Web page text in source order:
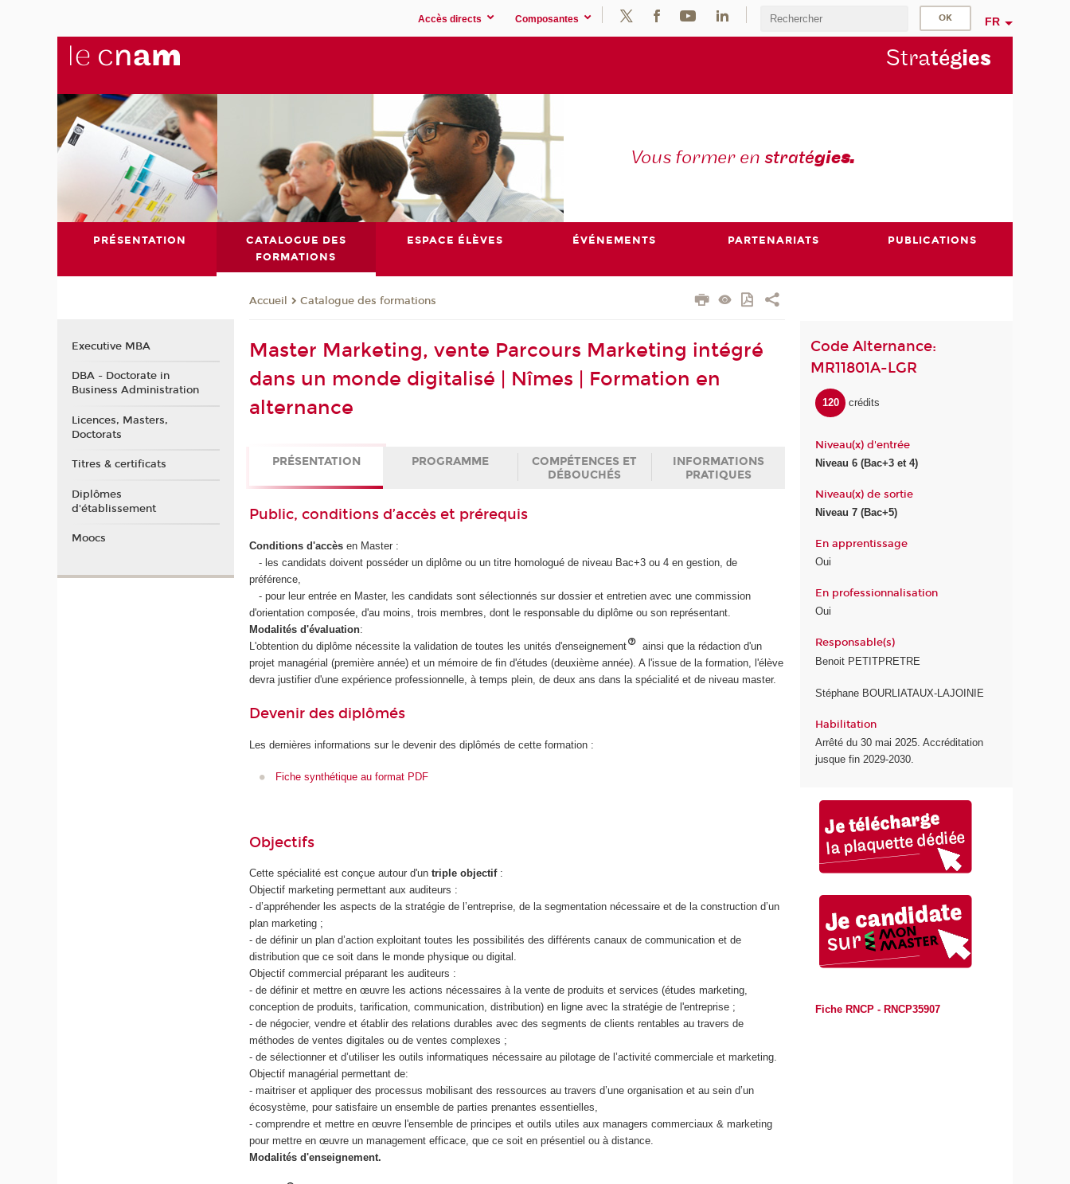
Accès directs Composantes FR
Stratégies
Vous former en stratégies.
PRÉSENTATION
CATALOGUE DES
FORMATIONS
ESPACE ÉLÈVES ÉVÉNEMENTS PARTENARIATS PUBLICATIONS
Accueil Catalogue des formations
Master Marketing, vente Parcours Marketing intégré
dans un monde digitalisé | Nîmes | Formation en
alternance
PRÉSENTATION PROGRAMME
COMPÉTENCES ET
DÉBOUCHÉS
INFORMATIONS
PRATIQUES
Public, conditions d’accès et prérequis
Conditions d'accès en Master :
- les candidats doivent posséder un diplôme ou un titre homologué de niveau Bac+3 ou 4 en gestion, de
préférence,
- pour leur entrée en Master, les candidats sont sélectionnés sur dossier et entretien avec une commission
d'orientation composée, d'au moins, trois membres, dont le responsable du diplôme ou son représentant.
Modalités d'évaluation:
L'obtention du diplôme nécessite la validation de toutes les unités d'enseignement
ainsi que la rédaction d'un
projet managérial (première année) et un mémoire de fin d'études (deuxième année). A l'issue de la formation, l'élève
devra justifier d'une expérience professionnelle, à temps plein, de deux ans dans la spécialité et de niveau master.
Devenir des diplômés
Les dernières informations sur le devenir des diplômés de cette formation :
Fiche synthétique au format PDF
Objectifs
Cette spécialité est conçue autour d'untriple objectif:
Objectif marketing permettant aux auditeurs :
- d’appréhender les aspects de la stratégie de l’entreprise, de la segmentation nécessaire et de la construction d’un
plan marketing ;
- de définir un plan d’action exploitant toutes les possibilités des différents canaux de communication et de
distribution que ce soit dans le monde physique ou digital.
Objectif commercial préparant les auditeurs :
- de définir et mettre en œuvre les actions nécessaires à la vente de produits et services (études marketing,
conception de produits, tarification, communication, distribution) en ligne avec la stratégie de l'entreprise ;
- de négocier, vendre et établir des relations durables avec des segments de clients rentables au travers de
méthodes de ventes digitales ou de ventes complexes ;
- de sélectionner et d’utiliser les outils informatiques nécessaire au pilotage de l’activité commerciale et marketing.
Objectif managérial permettant de:
- maitriser et appliquer des processus mobilisant des ressources au travers d’une organisation et au sein d’un
écosystème, pour satisfaire un ensemble de parties prenantes essentielles,
- comprendre et mettre en œuvre l'ensemble de principes et outils utiles aux managers commerciaux & marketing
pour mettre en œuvre un management efficace, que ce soit en présentiel ou à distance.
Modalités d'enseignement.
Code Alternance:
MR11801A-LGR
120 crédits
Niveau(x) d'entrée
Niveau 6 (Bac+3 et 4)
Niveau(x) de sortie
Niveau 7 (Bac+5)
En apprentissage
Oui
En professionnalisation
Oui
Responsable(s)
Benoit PETITPRETRE
Stéphane BOURLIATAUX-LAJOINIE
Habilitation
Arrêté du 30 mai 2025. Accréditation
jusque fin 2029-2030.
Fiche RNCP - RNCP35907
Executive MBA
DBA - Doctorate in
Business Administration
Licences, Masters,
Doctorats
Titres & certificats
Diplômes
d'établissement
Moocs